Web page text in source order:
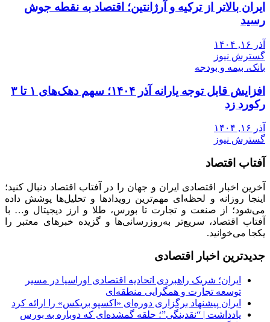
ایران بالاتر از ترکیه و آرژانتین؛ اقتصاد به نقطه جوش
رسید
آذر ۱۶, ۱۴۰۴
گسترش نیوز
بانک، بیمه و بودجه
افزایش قابل توجه یارانه آذر ۱۴۰۴؛ سهم دهک‌های ۱ تا ۳
رکورد زد
آذر ۱۶, ۱۴۰۴
گسترش نیوز
آفتاب اقتصاد
آخرین اخبار اقتصادی ایران و جهان را در آفتاب اقتصاد دنبال کنید؛
اینجا روزانه و لحظه‌ای مهم‌ترین رویدادها و تحلیل‌ها پوشش داده
می‌شود؛ از صنعت و تجارت تا بورس، طلا و ارز دیجیتال و… با
آفتاب اقتصاد، سریع‌تر به‌روزرسانی‌ها و گزیده خبرهای معتبر را
یکجا می‌خوانید.
جدیدترین اخبار اقتصادی
ایران؛ شریک راهبردی اتحادیه اقتصادی اوراسیا در مسیر
توسعه تجارت و همگرایی منطقه‌ای
ایران پیشنهاد برگزاری دوره‌ای «اکسپو بریکس» را ارائه کرد
یادداشت | “نقدینگی”؛ حلقه گمشده‌ای که دوباره به بورس